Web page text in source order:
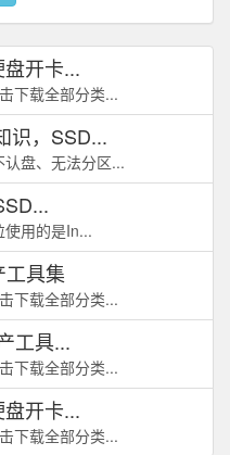
开卡...
下载全部分类...
识，SSD...
盘、无法分区...
用的是In...
具集
下载全部分类...
工具...
下载全部分类...
开卡...
下载全部分类...